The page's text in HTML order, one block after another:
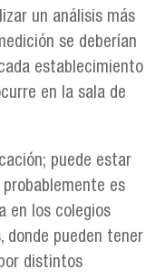
un análisis más
se deberían
establecimiento
en la sala de
puede estar
es
en los colegios
donde pueden tener
distintos